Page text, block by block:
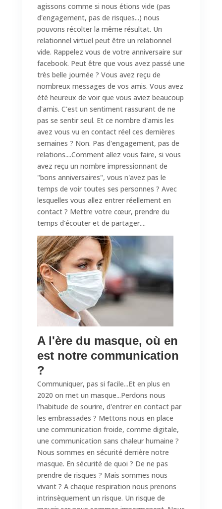
agissons comme si nous étions vide (pas
d'engagement, pas de risques...) nous
pouvons récolter la même résultat. Un
relationnel virtuel peut être un relationnel
vide. Rappelez vous de votre anniversaire sur
facebook. Peut être que vous avez passé une
très belle journée ? Vous avez reçu de
nombreux messages de vos amis. Vous avez
été heureux de voir que vous aviez beaucoup
d'amis. C'est un sentiment rassurant de ne
pas se sentir seul. Et ce nombre d'amis les
avez vous vu en contact réel ces dernières
semaines ? Non. Pas d'engagement, pas de
relations....Comment allez vous faire, si vous
avez reçu un nombre impressionnant de
"bons anniversaires", vous n'avez pas le
temps de voir toutes ses personnes ? Avec
lesquelles vous allez entrer réellement en
contact ? Mettre votre cœur, prendre du
temps d'écouter et de partager....
A l'ère du masque, où en
est notre communication
?
Communiquer, pas si facile...Et en plus en
2020 on met un masque...Perdons nous
l'habitude de sourire, d'entrer en contact par
les embrassades ? Mettons nous en place
une communication froide, comme digitale,
une communication sans chaleur humaine ?
Nous sommes en sécurité derrière notre
masque. En sécurité de quoi ? De ne pas
prendre de risques ? Mais sommes nous
vivant ? A chaque respiration nous prenons
intrinsèquement un risque. Un risque de